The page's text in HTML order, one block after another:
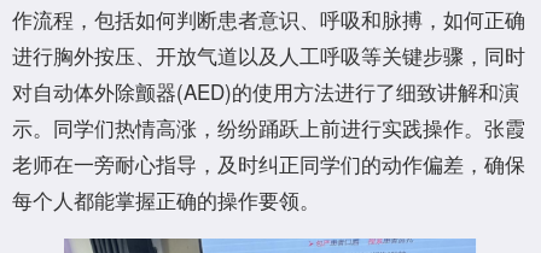
作流程，包括如何判断患者意识、呼吸和脉搏，如何正确
进行胸外按压、开放气道以及人工呼吸等关键步骤，同时
对自动体外除颤器(AED)的使用方法进行了细致讲解和演
示。同学们热情高涨，纷纷踊跃上前进行实践操作。张霞
老师在一旁耐心指导，及时纠正同学们的动作偏差，确保
每个人都能掌握正确的操作要领。